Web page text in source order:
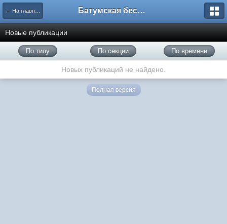
← На главную Батумская беседка
Новые публикации
По типу По секции По времени
Новых публикаций не найдено.
Полная версия